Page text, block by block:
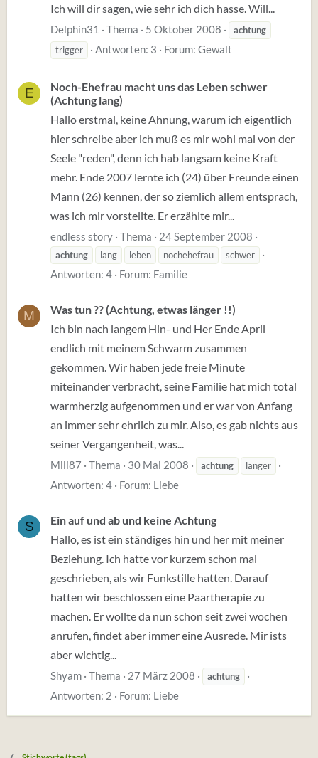
Ich will dir sagen, wie sehr ich dich hasse. Will...
Delphin31 Thema 5 Oktober 2008
achtung
trigger
Antworten: 3 Forum: Gewalt
E
Noch-Ehefrau macht uns das Leben schwer
(Achtung lang)
Hallo erstmal, keine Ahnung, warum ich eigentlich
hier schreibe aber ich muß es mir wohl mal von der
Seele "reden", denn ich hab langsam keine Kraft
mehr. Ende 2007 lernte ich (24) über Freunde einen
Mann (26) kennen, der so ziemlich allem entsprach,
was ich mir vorstellte. Er erzählte mir...
endless story Thema 24 September 2008
achtung lang leben nochehefrau schwer
Antworten: 4 Forum: Familie
M
Was tun ?? (Achtung, etwas länger !!)
Ich bin nach langem Hin- und Her Ende April
endlich mit meinem Schwarm zusammen
gekommen. Wir haben jede freie Minute
miteinander verbracht, seine Familie hat mich total
warmherzig aufgenommen und er war von Anfang
an immer sehr ehrlich zu mir. Also, es gab nichts aus
seiner Vergangenheit, was...
Mili87 Thema 30 Mai 2008 achtung langer
Antworten: 4 Forum: Liebe
S
Ein auf und ab und keine Achtung
Hallo, es ist ein ständiges hin und her mit meiner
Beziehung. Ich hatte vor kurzem schon mal
geschrieben, als wir Funkstille hatten. Darauf
hatten wir beschlossen eine Paartherapie zu
machen. Er wollte da nun schon seit zwei wochen
anrufen, findet aber immer eine Ausrede. Mir ists
aber wichtig...
Shyam Thema 27 März 2008 achtung
Antworten: 2 Forum: Liebe